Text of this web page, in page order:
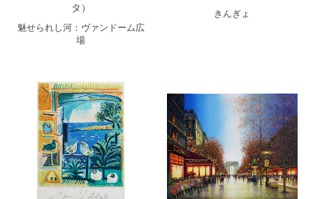
タ）
魅せられし河：ヴァンドーム広
場
きんぎょ